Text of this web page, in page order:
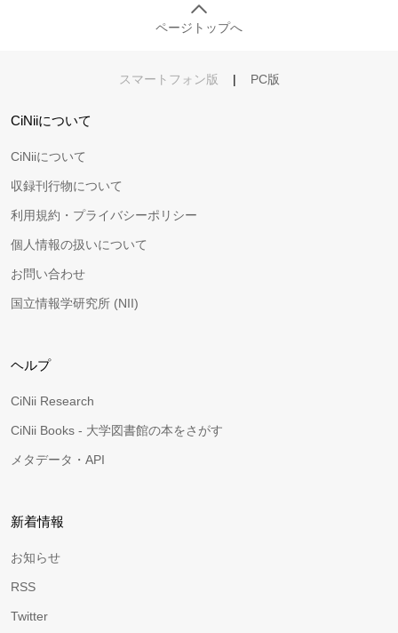
ページトップへ
スマートフォン版 | PC版
CiNiiについて
CiNiiについて
収録刊行物について
利用規約・プライバシーポリシー
個人情報の扱いについて
お問い合わせ
国立情報学研究所 (NII)
ヘルプ
CiNii Research
CiNii Books - 大学図書館の本をさがす
メタデータ・API
新着情報
お知らせ
RSS
Twitter